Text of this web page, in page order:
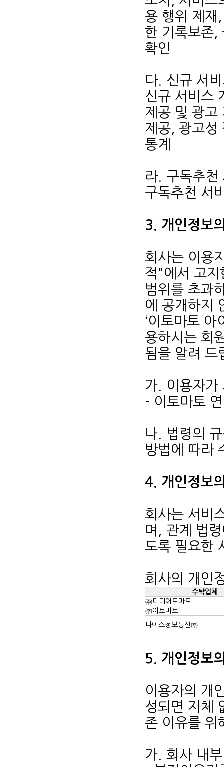
용 행위 제재
한 기록보존,
확인
다. 신규 서
신규 서비스
제공 및 광고
제공, 광고성
통계
라. 구독추천
구독추천 서
3. 개인정보
회사는 이용
적"에서 고지
범위를 초과
에 공개하지
‘이토마토
용하시는 회
됨을 알려 드
가. 이용자가
- 이토마토
나. 법령의
방법에 따라
4. 개인정보
회사는 서비
며, 관계 법
도록 필요한
회사의 개인
수탁업체
㈜미디어토마토
㈜이토마토
나이스정보통신㈜
5. 개인정보
이용자의 개
성되면 지체
존 이유를 위
가. 회사 내